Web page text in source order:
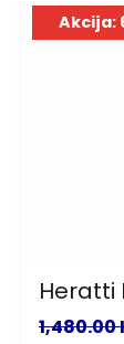
Akcija:
Heratti
1,480.00